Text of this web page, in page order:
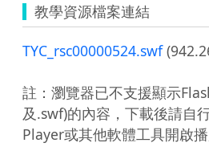
教學資源檔案連結
TYC_rsc00000524.swf
註：瀏覽器已不支援顯示
及.swf)的內容，下載後請自
Player或其他軟體工具開啟播